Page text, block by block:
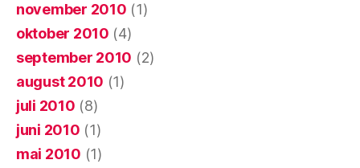
november 2010 (1)
oktober 2010 (4)
september 2010 (2)
august 2010 (1)
juli 2010 (8)
juni 2010 (1)
mai 2010 (1)